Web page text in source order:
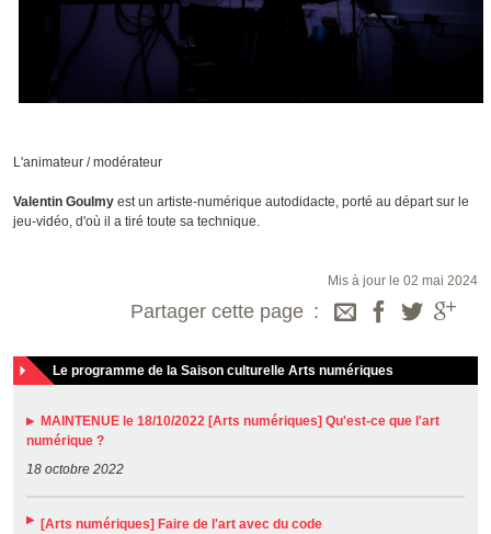
L'animateur / modérateur
Valentin Goulmy est un artiste-numérique autodidacte, porté au départ sur le
jeu-vidéo, d'où il a tiré toute sa technique.
Mis à jour le 02 mai 2024
Partager cette page
Le programme de la Saison culturelle Arts numériques
MAINTENUE le 18/10/2022 [Arts numériques] Qu'est-ce que l'art
numérique ?
18 octobre 2022
[Arts numériques] Faire de l'art avec du code